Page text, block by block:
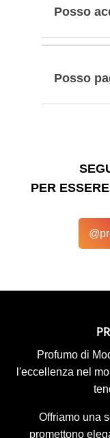
Posso
Posso
PER
Profumo di
l'eccellenza nel
Offriamo una
promettono